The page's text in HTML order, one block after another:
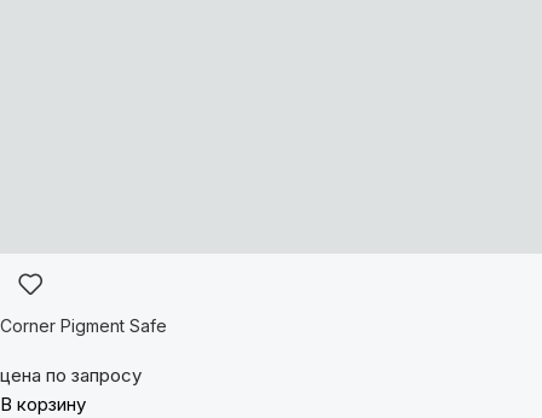
Corner Pigment Safe
цена по запросу
В корзину